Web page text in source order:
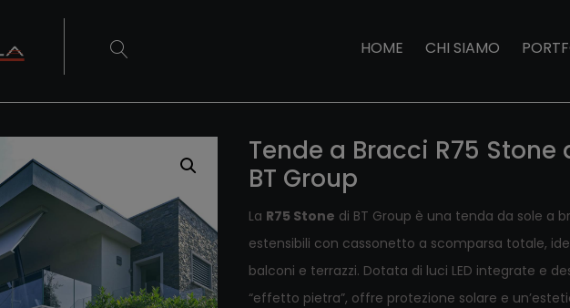
HOME CHI SIAMO
Tende a Bracci R75 Stone
BT Group
La R75 Stone di BT Group è una tenda da sole a
estensibili con cassonetto a scomparsa totale,
balconi e terrazzi. Dotata di luci LED integrate e
“effetto pietra”, offre protezione solare e